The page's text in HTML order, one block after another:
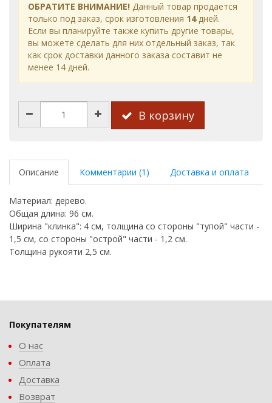
ОБРАТИТЕ ВНИМАНИЕ! Данный товар продается
только под заказ, срок изготовления 14дней.
Если вы планируйте также купить другие товары,
вы можете сделать для них отдельный заказ, так
как срок доставки данного заказа составит не
менее 14 дней.
В корзину
Описание Комментарии (1) Доставка и оплата
Материал: дерево.
Общая длина: 96 см.
Ширина "клинка": 4 см, толщина со стороны "тупой" части -
1,5 см, со стороны "острой" части - 1,2 см.
Толщина рукояти 2,5 см.
Покупателям
О нас
Оплата
Доставка
Возврат